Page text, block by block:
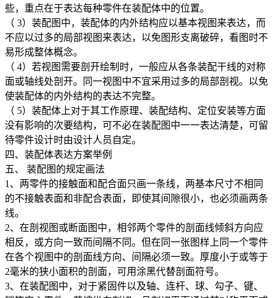
些，重点在于表达每种零件在装配体中的位置。
（ 3）装配图中，装配体的内外结构应以基本视图来表达，而
不应以过多的局部视图来表达，以免图形支离破碎，看图时不
易形成整体概念。
（ 4）若视图需要剖开绘制时，一般应从各条装配干线的对称
面或轴线处剖开。同一视图中不宜采用过多的局部剖视。以免
使装配体的内外结构的表达不完整。
（ 5）装配体上对于其工作原理、装配结构、定位安装等方面
没有影响的次要结构，可不必在装配图中一一表达清楚，可留
待零件设计时由设计人员自定。
四、装配体表达方案举例
五、 装配图的规定画法
1、两零件的接触面和配合面只画一条线，两基本尺寸不相同
的不接触表面和非配合表面，即使其间隙很小，也必须画两条
线。
2、在剖视图或断面图中，相邻两个零件的剖面线倾斜方向应
相反，或方向一致而间隔不同。但在同一张图样上同一个零件
在各个视图中的剖面线方向、间隔必须一致。厚度小于或等于
2毫米的狭小面积的剖面，可用涂黑代替剖面符号。
3、在装配图中，对于紧固件以及轴、连杆、球、勾子、键、